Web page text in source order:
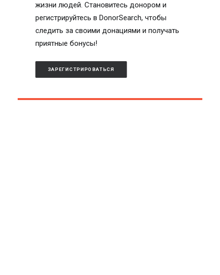
жизни людей. Становитесь донором и
регистрируйтесь в DonorSearch, чтобы
следить за своими донациями и получать
приятные бонусы!
ЗАРЕГИСТРИРОВАТЬСЯ